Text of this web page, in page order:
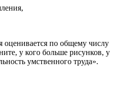
по общему числу
у кого больше рисунков, у
умственного труда».